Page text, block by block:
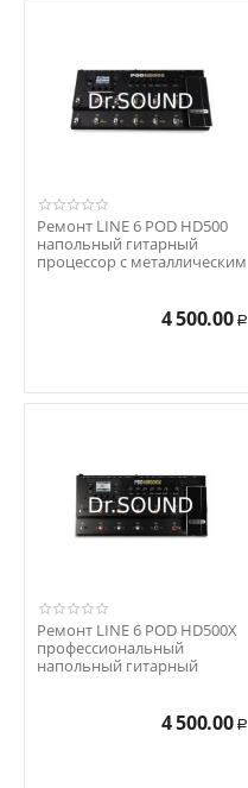
Ремонт LINE 6 POD HD500
напольный гитарный
процессор с металлическим
4 500.00 Р
Ремонт LINE 6 POD HD500X
профессиональный
напольный гитарный
4 500.00 Р